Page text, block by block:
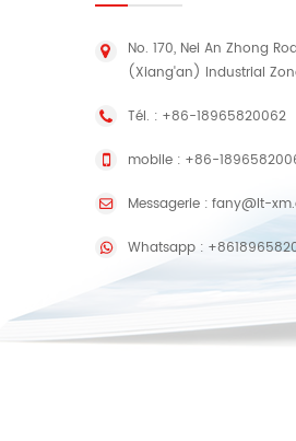
No. 170, Nei An Zhong
(Xiang'an) Industrial
Tél. : +86-18965820062
mobile : +86-
Messagerie : fany@lt-
Whatsapp :